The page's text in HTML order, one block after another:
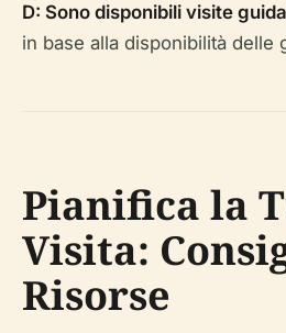
D: Sono disponibili visite
in base alla disponibilità delle
Pianifica la
Visita:
Risorse